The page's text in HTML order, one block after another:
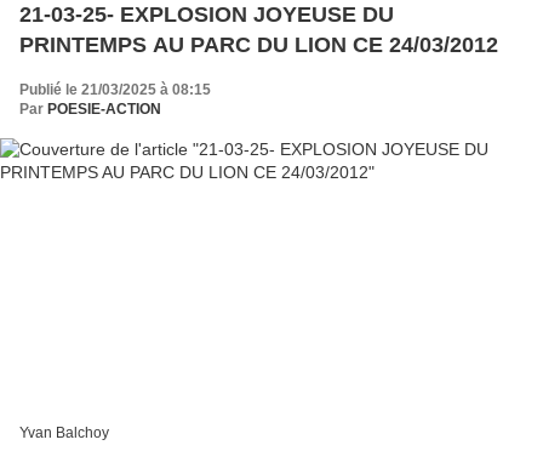
21-03-25- EXPLOSION JOYEUSE DU
PRINTEMPS AU PARC DU LION CE 24/03/2012
Publié le 21/03/2025 à 08:15
Par POESIE-ACTION
Yvan Balchoy